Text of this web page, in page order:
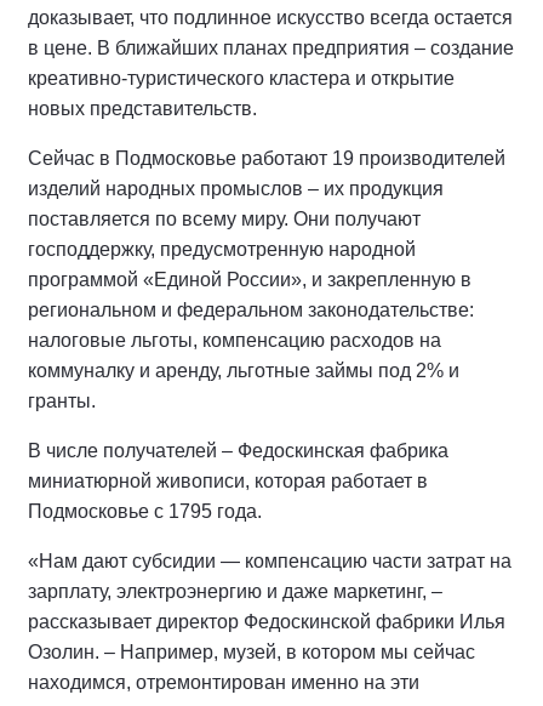
доказывает, что подлинное искусство всегда остается
в цене. В ближайших планах предприятия – создание
креативно-туристического кластера и открытие
новых представительств.
Сейчас в Подмосковье работают 19 производителей
изделий народных промыслов – их продукция
поставляется по всему миру. Они получают
господдержку, предусмотренную народной
программой «Единой России», и закрепленную в
региональном и федеральном законодательстве:
налоговые льготы, компенсацию расходов на
коммуналку и аренду, льготные займы под 2% и
гранты.
В числе получателей – Федоскинская фабрика
миниатюрной живописи, которая работает в
Подмосковье с 1795 года.
«Нам дают субсидии — компенсацию части затрат на
зарплату, электроэнергию и даже маркетинг, –
рассказывает директор Федоскинской фабрики Илья
Озолин. – Например, музей, в котором мы сейчас
находимся, отремонтирован именно на эти